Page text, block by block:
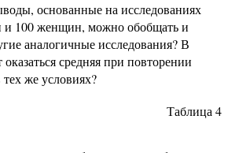
основанные на исследованиях
100 женщин, можно обобщать и
аналогичные исследования? В
средняя при повторении
же условиях?
Таблица 4